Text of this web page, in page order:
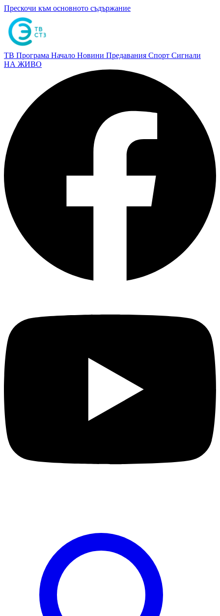
Прескочи към основното съдържание
ТВ Програма Начало Новини Предавания Спорт Сигнали
НА ЖИВО